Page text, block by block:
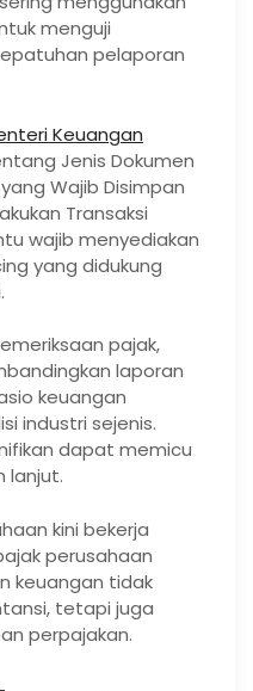
menguji
pelaporan
Keuangan
Jenis Dokumen
Wajib Disimpan
Transaksi
wajib menyediakan
yang didukung
pajak,
laporan
keuangan
industri sejenis.
dapat memicu
lanjut.
kini bekerja
perusahaan
keuangan tidak
tetapi juga
perpajakan.